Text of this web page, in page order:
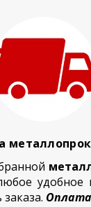
удобное